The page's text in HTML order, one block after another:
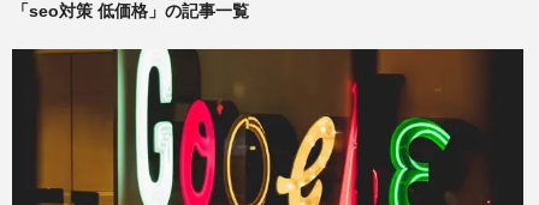
「seo対策 低価格」の記事一覧